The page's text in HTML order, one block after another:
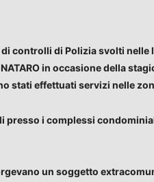
controlli di Polizia svolti
in occasione della
stati effettuati servizi nelle
presso i complessi
un soggetto